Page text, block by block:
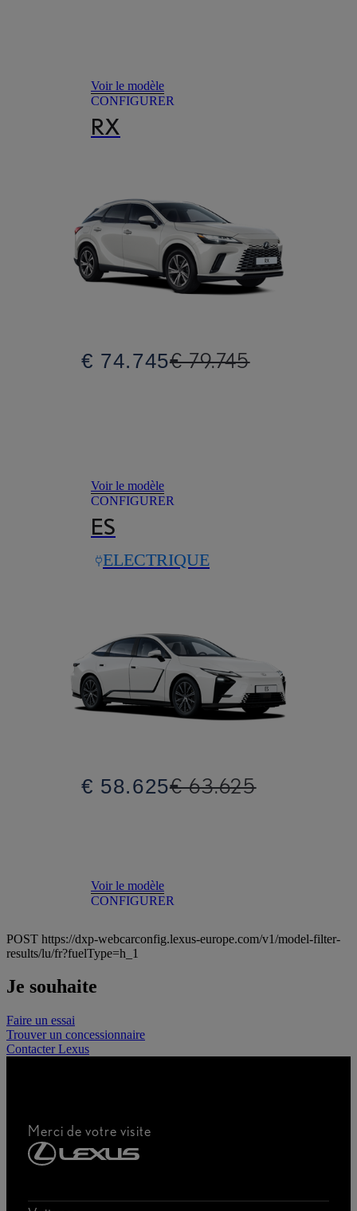
Voir le modèle
CONFIGURER
RX
€ 74.745€ 79.745
Voir le modèle
CONFIGURER
ES
ELECTRIQUE
€ 58.625€ 63.625
Voir le modèle
CONFIGURER
POST https://dxp-webcarconfig.lexus-europe.com/v1/model-filter-
results/lu/fr?fuelType=h_1
Je souhaite
Faire un essai
Trouver un concessionnaire
Contacter Lexus
Merci de votre visite